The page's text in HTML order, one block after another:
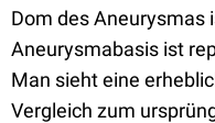
Dom des Aneurysmas
Aneurysmabasis ist
Man sieht eine
Vergleich zum